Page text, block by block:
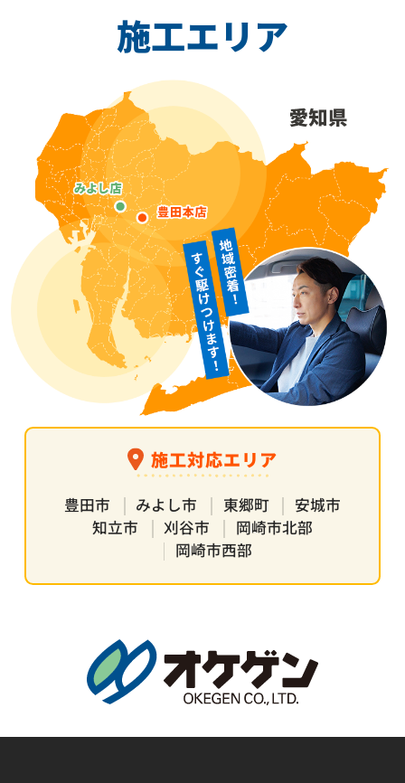
施工エリア
施工対応エリア
豊田市 みよし市 東郷町
安城市
知立市
刈谷市
岡崎市北部
岡崎市西部